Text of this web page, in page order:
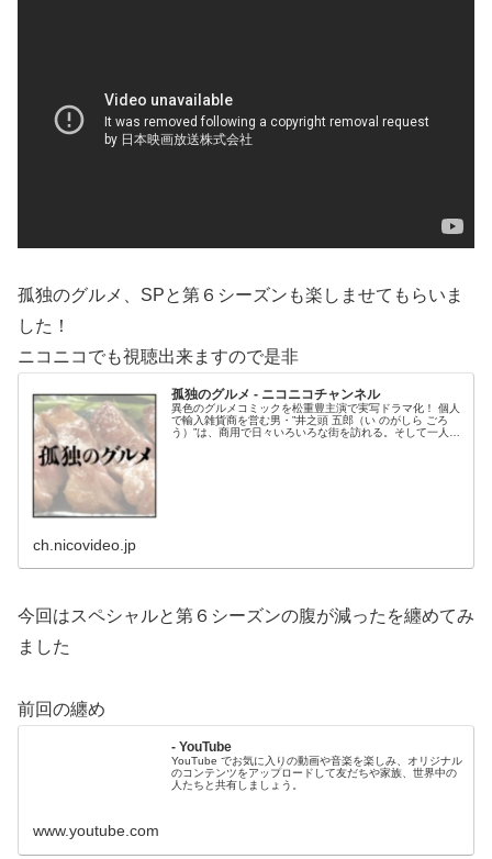
孤独のグルメ、SPと第６シーズンも楽しませてもらいま
した！
ニコニコでも視聴出来ますので是非
孤独のグルメ - ニコニコチャンネル
異色のグルメコミックを松重豊主演で実写ドラマ化！ 個人
で輸入雑貨商を営む男・”井之頭 五郎（い のがしら ごろ
う）”は、商用で日々いろいろな街を訪れる。そして一人、
ch.nicovideo.jp
今回はスペシャルと第６シーズンの腹が減ったを纏めてみ
ました
前回の纏め
- YouTube
YouTube でお気に入りの動画や音楽を楽しみ、オリジナル
のコンテンツをアップロードして友だちや家族、世界中の
人たちと共有しましょう。
www.youtube.com